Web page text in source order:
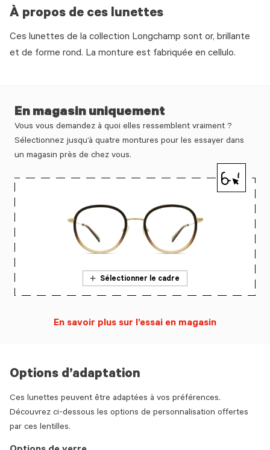
À propos de ces lunettes
Ces lunettes de la collection Longchamp sont or, brillante
et de forme rond. La monture est fabriquée en cellulo.
Options d’adaptation
Ces lunettes peuvent être adaptées à vos préférences.
Découvrez ci-dessous les options de personnalisation offertes
par ces lentilles.
En magasin uniquement
Vous vous demandez à quoi elles ressemblent vraiment ?
Sélectionnez jusqu’à quatre montures pour les essayer dans
un magasin près de chez vous.
Sélectionner le cadre
En savoir plus sur l’essai en magasin